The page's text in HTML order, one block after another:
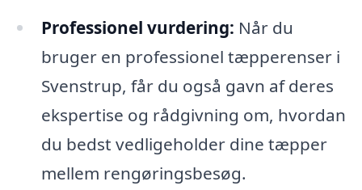
Professionel vurdering: Når du
bruger en professionel tæpperenser i
Svenstrup, får du også gavn af deres
ekspertise og rådgivning om, hvordan
du bedst vedligeholder dine tæpper
mellem rengøringsbesøg.